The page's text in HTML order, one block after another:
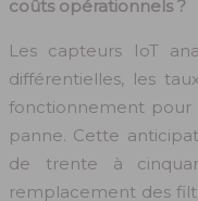
coûts opérationnels ?
Les capteurs IoT
différentielles, les
fonctionnement pour
panne. Cette
de trente à
remplacement des